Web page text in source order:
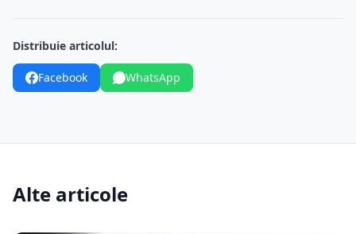
Distribuie articolul:
Facebook WhatsApp
Alte articole